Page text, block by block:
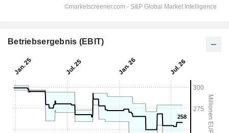
Betriebsergebnis (EBIT)